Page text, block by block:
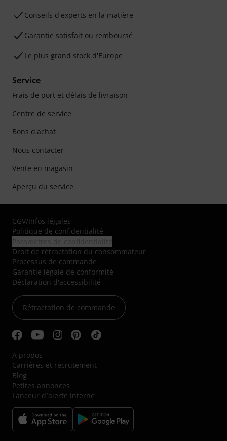
Conseils d'experts en la matière
Garantie satisfait ou remboursé
Le plus grand stock d'Europe
Service
Frais de port et délais de livraison
Centre de service
Bons d'achat
Nous contacter
Vente en magasin
Aperçu du service
CGV/Infos légales
Politique de confidentialité
Droit de rétractation du consommateur
Processus de commande
Garantie légale de conformité
Déclaration d'accessibilité
Rétractation de commande
A propos
Carrières et recrutement
Blog
Petites annonces
Lanceur d´alerte interne